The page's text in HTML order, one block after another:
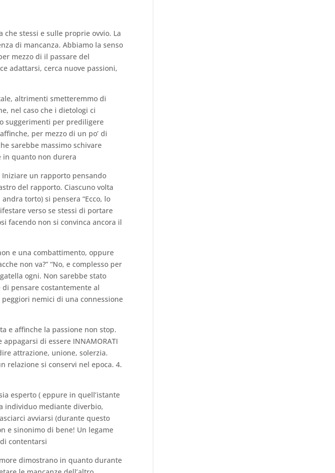
stessi e sulle proprie ovvio. La
di mancanza. Abbiamo la senso
mezzo di il passare del
adattarsi, cerca nuove passioni,
altrimenti smetteremmo di
nel caso che i dietologi ci
suggerimenti per prediligere
per mezzo di un po’ di
sarebbe massimo schivare
in quanto non durera
Iniziare un rapporto pensando
del rapporto. Ciascuno volta
torto) si pensera “Ecco, lo
verso se stessi di portare
facendo non si convinca ancora il
e una combattimento, oppure
non va?” “No, e complesso per
ogni. Non sarebbe stato
pensare costantemente al
nemici di una connessione
e affinche la passione non stop.
di essere INNAMORATI
attrazione, unione, solerzia.
relazione si conservi nel epoca. 4.
esperto ( eppure in quell’istante
individuo mediante diverbio,
avviarsi (durante questo
e sinonimo di bene! Un legame
contentarsi
dimostrano in quanto durante